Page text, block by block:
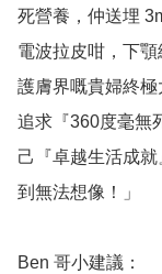
死營養，仲送埋
電波拉皮咁，下
護膚界嘅貴婦終極
追求『360度毫無
己『卓越生活成
到無法想像！」
Ben 哥小建議：